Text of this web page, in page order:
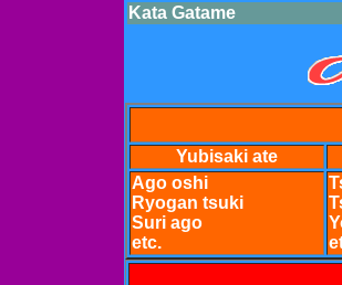
Kata Gatame
Yubisaki ate
Ago oshi
Ryogan tsuki
Suri ago
etc.